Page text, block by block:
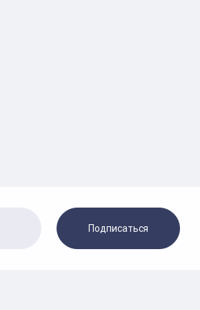
Подписаться